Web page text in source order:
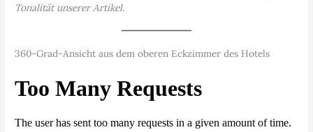
Tonalität unserer Artikel.
360-Grad-Ansicht aus dem oberen Eckzimmer des Hotels